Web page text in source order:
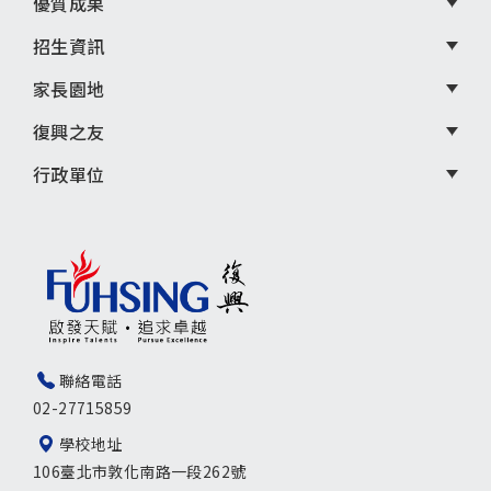
聯絡電話
02-27715859
學校地址
106臺北市敦化南路一段262號
招生資訊
家長園地
復興之友
行政單位